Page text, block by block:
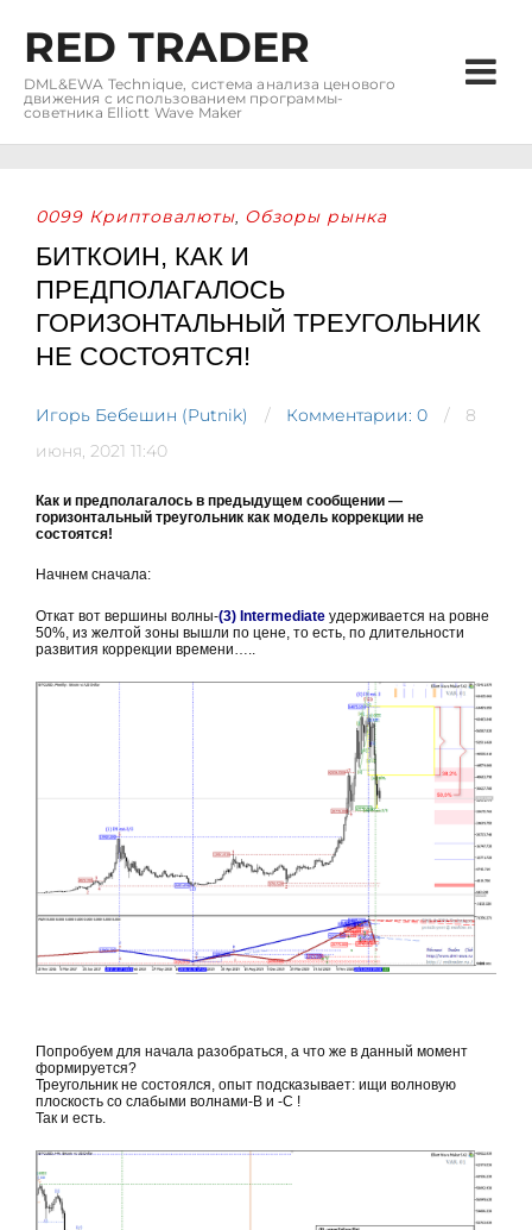
RED TRADER
DML&EWA Technique, система анализа ценового
движения с использованием программы-
советника Elliott Wave Maker
0099 Криптовалюты, Обзоры рынка
БИТКОИН, КАК И
ПРЕДПОЛАГАЛОСЬ
ГОРИЗОНТАЛЬНЫЙ ТРЕУГОЛЬНИК
НЕ СОСТОЯТСЯ!
Игорь Бебешин (Putnik) Комментарии: 0
8
июня, 2021 11:40
Как и предполагалось в предыдущем сообщении —
горизонтальный треугольник как модель коррекции не
состоятся!
Начнем сначала:
Откат вот вершины волны-(3) Intermediate удерживается на ровне
50%, из желтой зоны вышли по цене, то есть, по длительности
развития коррекции времени…..
Попробуем для начала разобраться, а что же в данный момент
формируется?
Треугольник не состоялся, опыт подсказывает: ищи волновую
плоскость со слабыми волнами-В и -С !
Так и есть.